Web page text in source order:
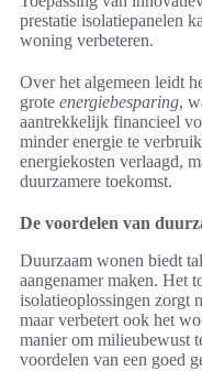
prestatie isolatiepanelen
woning verbeteren.
Over het algemeen leidt
grote energiebesparing,
aantrekkelijk financieel
minder energie te
energiekosten verlaagd,
duurzamere toekomst.
De voordelen van
Duurzaam wonen biedt
aangenamer maken. Het
isolatieoplossingen zorgt
maar verbetert ook het
manier om milieubewust
voordelen van een goed